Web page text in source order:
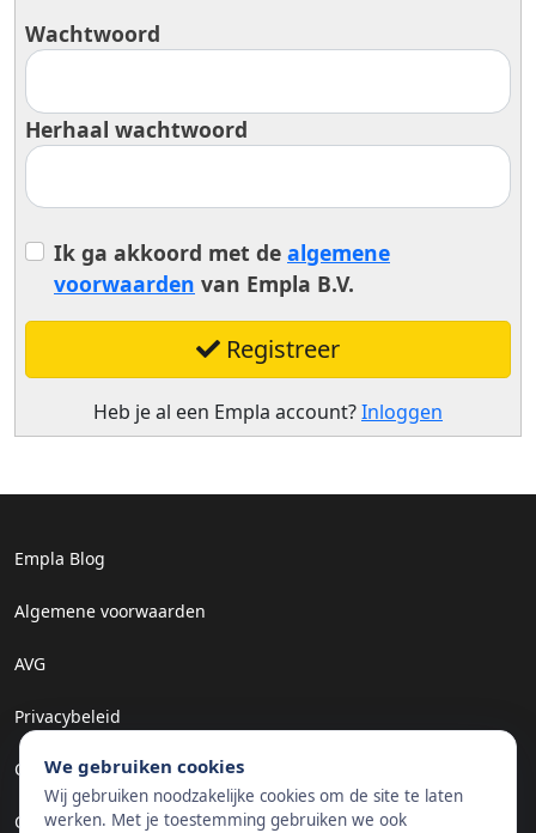
Wachtwoord
Herhaal wachtwoord
Ik ga akkoord met de algemene
voorwaarden van Empla B.V.
Registreer
Heb je al een Empla account?Inloggen
Empla Blog
Algemene voorwaarden
AVG
Privacybeleid
Cookiebeleid
Cookievoorkeuren
We gebruiken cookies
Wij gebruiken noodzakelijke cookies om de site te laten
werken. Met je toestemming gebruiken we ook
Empla Assistent